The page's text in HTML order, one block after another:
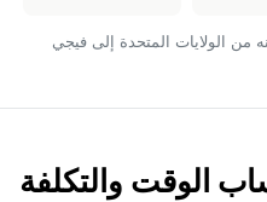
الوقت والتكلفة